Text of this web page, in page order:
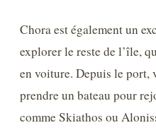
Chora est également un
explorer le reste de l’île,
en voiture. Depuis le port,
prendre un bateau pour
comme Skiathos ou